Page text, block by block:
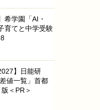
希学園「AI・
育てと中学受験
】日能研
値一覧」首都
＜PR＞